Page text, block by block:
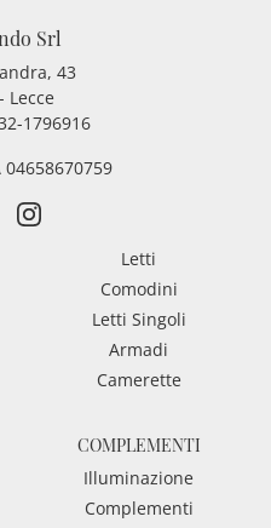
Srl
43
Lecce
1796916
Letti
Comodini
Letti Singoli
Armadi
Camerette
COMPLEMENTI
Illuminazione
Complementi